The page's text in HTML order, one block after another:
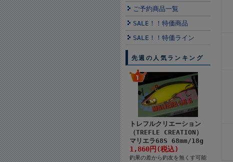
ご予約商品一覧
SALE！！特価商品
SALE！！特価ライン
先週の人気ランキング
トレフルクリエーション
（TREFLE CREATION）
マリエラ68S 68mm/18g
1,860円(税込)
釣果の差から釣友を無くす可能